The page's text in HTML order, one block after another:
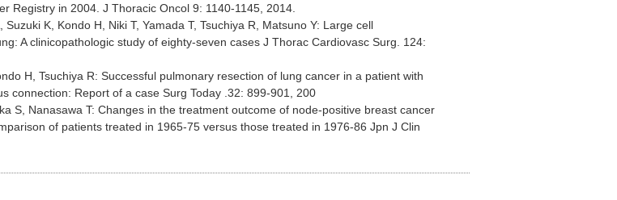
Registry in 2004. J Thoracic Oncol 9: 1140-1145, 2014.
Suzuki K, Kondo H, Niki T, Yamada T, Tsuchiya R, Matsuno Y: Large cell
A clinicopathologic study of eighty-seven cases J Thorac Cardiovasc Surg. 124:
H, Tsuchiya R: Successful pulmonary resection of lung cancer in a patient with
connection: Report of a case Surg Today .32: 899-901, 200
S, Nanasawa T: Changes in the treatment outcome of node-positive breast cancer
of patients treated in 1965-75 versus those treated in 1976-86 Jpn J Clin